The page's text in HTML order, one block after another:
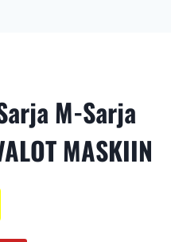
M-Sarja
MASKIIN
hinta